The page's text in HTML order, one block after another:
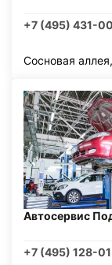
+7 (495) 431-
Сосновая
Автосервис
+7 (495) 128-